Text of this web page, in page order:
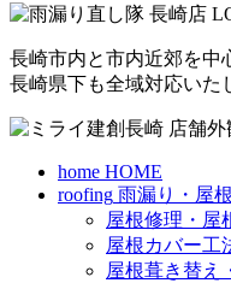
長崎市内と市内近郊を中
長崎県下も全域対応いた
home HOME
roofing 雨漏り・屋
屋根修理・屋
屋根カバー工
屋根葺き替え